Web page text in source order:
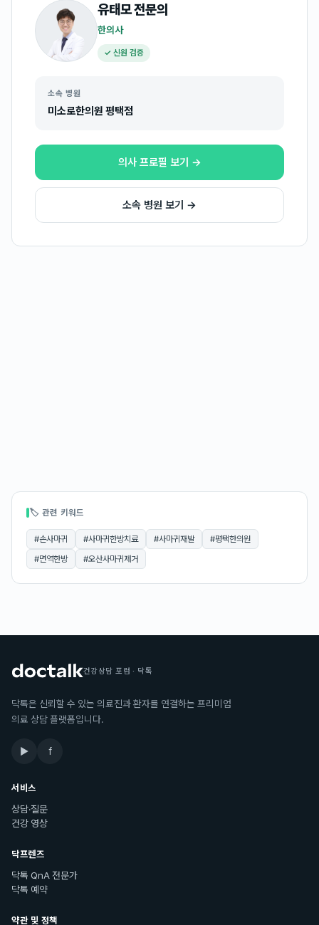
유태모전문의
한의사
✓ 신원 검증
소속 병원
미소로한의원 평택점
의사 프로필 보기 →
소속 병원 보기 →
🏷 관련 키워드
#손사마귀 #사마귀한방치료 #사마귀재발 #평택한의원
#면역한방 #오산사마귀제거
건강상담 포럼 · 닥톡
닥톡은 신뢰할 수 있는 의료진과 환자를 연결하는 프리미엄
의료 상담 플랫폼입니다.
▶ f
서비스
상담·질문
건강 영상
닥프렌즈
닥톡 QnA 전문가
닥톡 예약
약관 및 정책